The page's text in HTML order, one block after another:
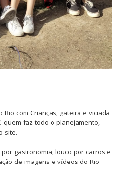
Rio com Crianças, gateira e viciada
quem faz todo o planejamento,
site.
gastronomia, louco por carros e
de imagens e vídeos do Rio